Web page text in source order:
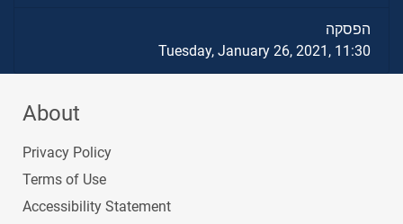
הפסקה
Tuesday, January 26, 2021, 11:30
About
Privacy Policy
Terms of Use
Accessibility Statement